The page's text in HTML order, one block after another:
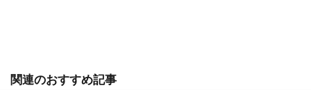
関連のおすすめ記事